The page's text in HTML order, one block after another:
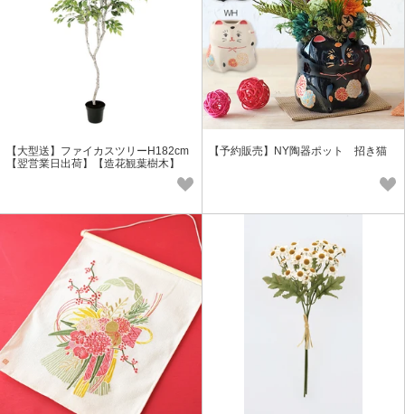
【大型送】ファイカスツリーH182cm
【翌営業日出荷】【造花観葉樹木】
【予約販売】NY陶器ポット 招き猫